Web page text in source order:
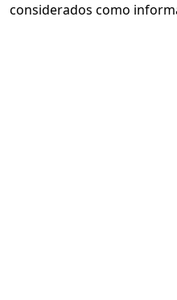
considerados como